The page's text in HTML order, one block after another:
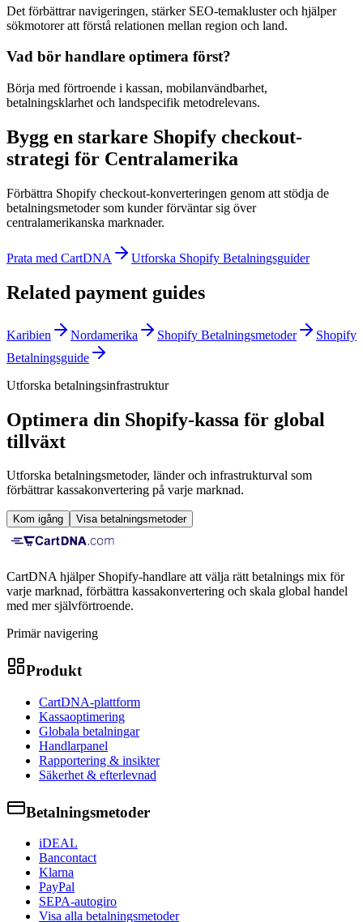
Det förbättrar navigeringen, stärker SEO-temakluster och hjälper
sökmotorer att förstå relationen mellan region och land.
Vad bör handlare optimera först?
Börja med förtroende i kassan, mobilanvändbarhet,
betalningsklarhet och landspecifik metodrelevans.
Bygg en starkare Shopify checkout-
strategi för Centralamerika
Förbättra Shopify checkout-konverteringen genom att stödja de
betalningsmetoder som kunder förväntar sig över
centralamerikanska marknader.
Prata med CartDNA Utforska Shopify Betalningsguider
Related payment guides
Karibien Nordamerika Shopify Betalningsmetoder
Shopify
Betalningsguide
Utforska betalningsinfrastruktur
Optimera din Shopify-kassa för global
tillväxt
Utforska betalningsmetoder, länder och infrastrukturval som
förbättrar kassakonvertering på varje marknad.
Kom igång Visa betalningsmetoder
CartDNA hjälper Shopify-handlare att välja rätt betalnings mix för
varje marknad, förbättra kassakonvertering och skala global handel
med mer självförtroende.
Primär navigering
Produkt
CartDNA-plattform
Kassaoptimering
Globala betalningar
Handlarpanel
Rapportering & insikter
Säkerhet & efterlevnad
Betalningsmetoder
iDEAL
Bancontact
Klarna
PayPal
SEPA-autogiro
Visa alla betalningsmetoder